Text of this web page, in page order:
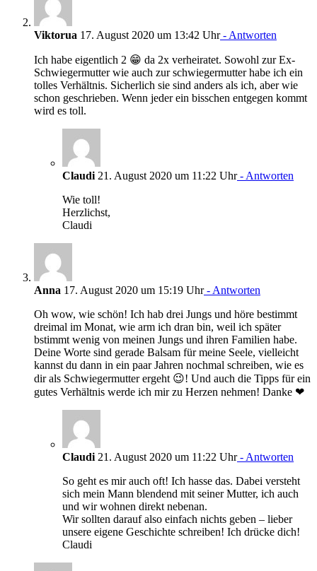
Viktorua 17. August 2020 um 13:42 Uhr- Antworten
Ich habe eigentlich 2 😁 da 2x verheiratet. Sowohl zur Ex-
Schwiegermutter wie auch zur schwiegermutter habe ich ein
tolles Verhältnis. Sicherlich sie sind anders als ich, aber wie
schon geschrieben. Wenn jeder ein bisschen entgegen kommt
wird es toll.
Claudi 21. August 2020 um 11:22 Uhr- Antworten
Wie toll!
Herzlichst,
Claudi
Anna 17. August 2020 um 15:19 Uhr- Antworten
Oh wow, wie schön! Ich hab drei Jungs und höre bestimmt
dreimal im Monat, wie arm ich dran bin, weil ich später
bstimmt wenig von meinen Jungs und ihren Familien habe.
Deine Worte sind gerade Balsam für meine Seele, vielleicht
kannst du dann in ein paar Jahren nochmal schreiben, wie es
dir als Schwiegermutter ergeht 😉! Und auch die Tipps für ein
gutes Verhältnis werde ich mir zu Herzen nehmen! Danke ❤
Claudi 21. August 2020 um 11:22 Uhr- Antworten
So geht es mir auch oft! Ich hasse das. Dabei versteht
sich mein Mann blendend mit seiner Mutter, ich auch
und wir wohnen direkt nebenan.
Wir sollten darauf also einfach nichts geben – lieber
unsere eigene Geschichte schreiben! Ich drücke dich!
Claudi